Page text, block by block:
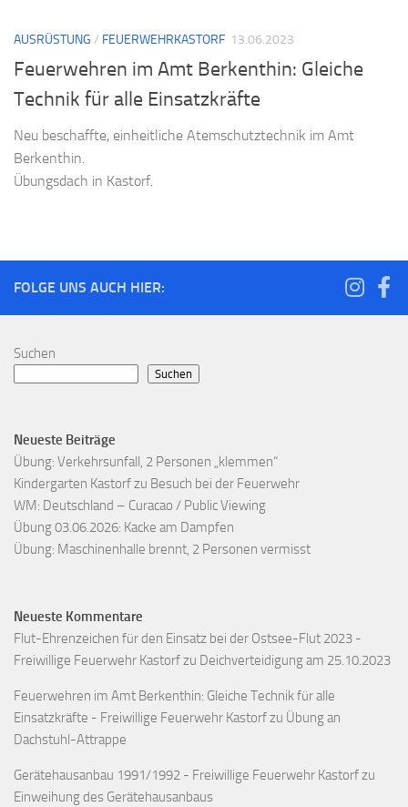
AUSRÜSTUNG / FEUERWEHRKASTORF 13.06.2023
Feuerwehren im Amt Berkenthin: Gleiche
Technik für alle Einsatzkräfte
Neu beschaffte, einheitliche Atemschutztechnik im Amt
Berkenthin.
Übungsdach in Kastorf.
FOLGE UNS AUCH HIER:
Suchen
Suchen
Neueste Beiträge
Übung: Verkehrsunfall, 2 Personen „klemmen“
Kindergarten Kastorf zu Besuch bei der Feuerwehr
WM: Deutschland – Curacao / Public Viewing
Übung 03.06.2026: Kacke am Dampfen
Übung: Maschinenhalle brennt, 2 Personen vermisst
Neueste Kommentare
Flut-Ehrenzeichen für den Einsatz bei der Ostsee-Flut 2023 -
Freiwillige Feuerwehr Kastorfzu Deichverteidigung am 25.10.2023
Feuerwehren im Amt Berkenthin: Gleiche Technik für alle
Einsatzkräfte - Freiwillige Feuerwehr Kastorfzu Übung an
Dachstuhl-Attrappe
Gerätehausanbau 1991/1992 - Freiwillige Feuerwehr Kastorfzu
Einweihung des Gerätehausanbaus